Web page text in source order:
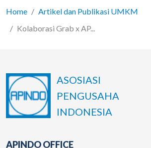
Home
Artikel dan Publikasi UMKM
Kolaborasi Grab x AP...
ASOSIASI
PENGUSAHA
INDONESIA
APINDO OFFICE